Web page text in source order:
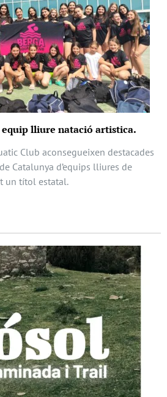
lliure natació artistica.
Club aconsegueixen destacades
Catalunya d’equips lliures de
un títol estatal.